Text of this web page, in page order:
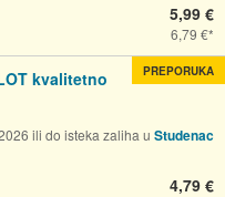
5,99 €
6,79 €
kvalitetno
ili do isteka zaliha u Studenac
4,79 €
PREPORUKA